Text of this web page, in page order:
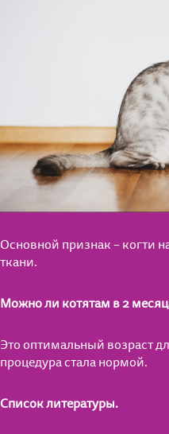
Основной признак – когти
ткани.
Можно ли котятам в 2
Это оптимальный возраст
процедура стала нормой.
Список литературы.